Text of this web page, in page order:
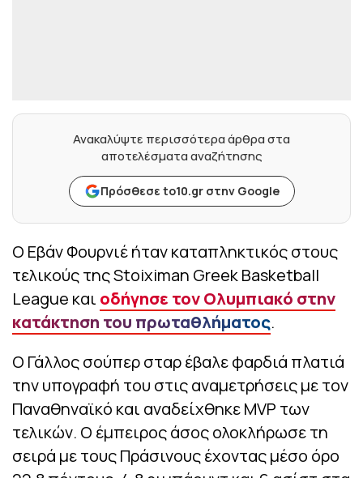
Ανακαλύψτε περισσότερα άρθρα στα
αποτελέσματα αναζήτησης
Πρόσθεσε to10.gr στην Google
Ο Εβάν Φουρνιέ ήταν καταπληκτικός στους
τελικούς της Stoiximan Greek Basketball
League και οδήγησε τον Ολυμπιακό στην
κατάκτηση του πρωταθλήματος.
Ο Γάλλος σούπερ σταρ έβαλε φαρδιά πλατιά
την υπογραφή του στις αναμετρήσεις με τον
Παναθηναϊκό και αναδείχθηκε MVP των
τελικών. Ο έμπειρος άσος ολοκλήρωσε τη
σειρά με τους Πράσινους έχοντας μέσο όρο